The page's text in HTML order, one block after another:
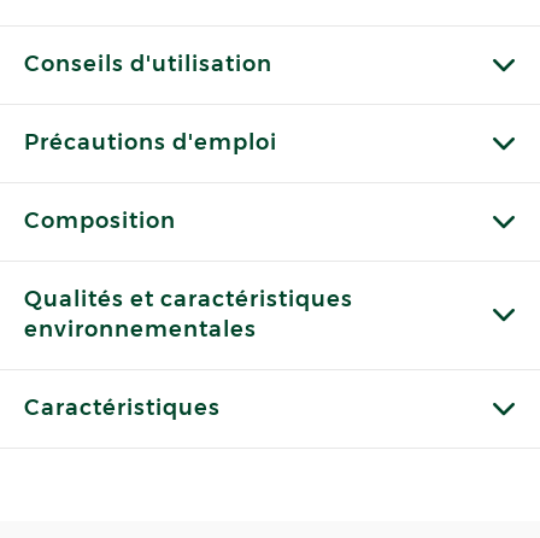
Conseils d'utilisation
Précautions d'emploi
Composition
Qualités et caractéristiques
environnementales
Caractéristiques